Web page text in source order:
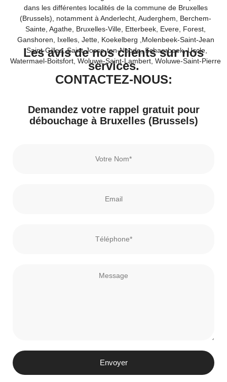
dans les différentes localités de la commune de Bruxelles
(Brussels), notamment à Anderlecht, Auderghem, Berchem-
Sainte, Agathe, Bruxelles-Ville, Etterbeek, Evere, Forest,
Ganshoren, Ixelles, Jette, Koekelberg ,Molenbeek-Saint-Jean
,Saint-Gilles, Saint-Josse-ten-Noode, Schaerbeek, Uccle,
Watermael-Boitsfort, Woluwe-Saint-Lambert, Woluwe-Saint-Pierre
Les avis de nos clients sur nos
services.
CONTACTEZ-NOUS:
Demandez votre rappel gratuit pour
débouchage à Bruxelles (Brussels)
Envoyer